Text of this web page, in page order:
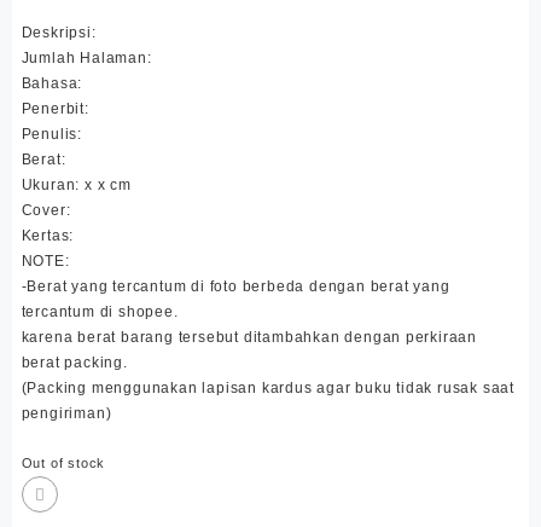
Deskripsi:
Jumlah Halaman:
Bahasa:
Penerbit:
Penulis:
Berat:
Ukuran: x x cm
Cover:
Kertas:
NOTE:
-Berat yang tercantum di foto berbeda dengan berat yang
tercantum di shopee.
karena berat barang tersebut ditambahkan dengan perkiraan
berat packing.
(Packing menggunakan lapisan kardus agar buku tidak rusak saat
pengiriman)
Out of stock